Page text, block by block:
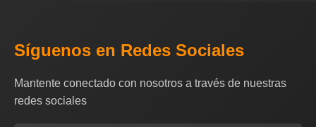
Síguenos en Redes Sociales
Mantente conectado con nosotros a través de nuestras
redes sociales